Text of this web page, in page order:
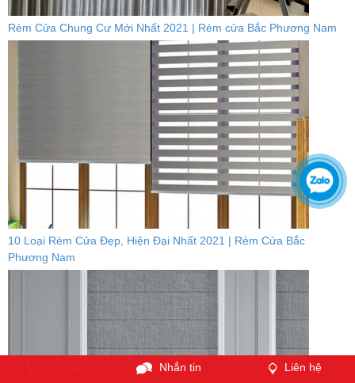
Rèm Cửa Chung Cư Mới Nhất 2021 | Rèm cửa Bắc Phương Nam
10 Loại Rèm Cửa Đẹp, Hiện Đại Nhất 2021 | Rèm Cửa Bắc
Phương Nam
Nhắn tin Liên hệ